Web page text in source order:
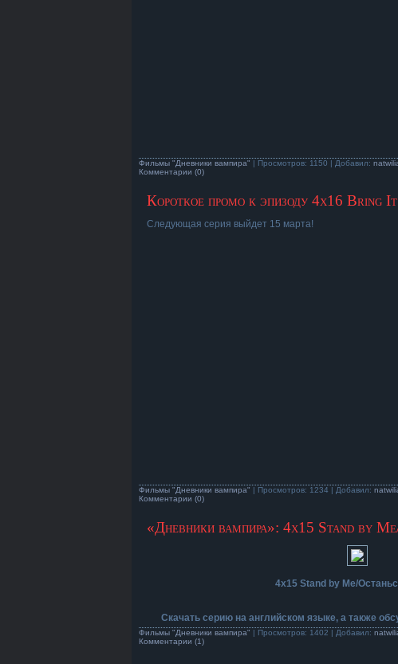
Фильмы "Дневники вампира" | Просмотров: 1150 | Добавил:
Комментарии (0)
Короткое промо к эпизоду 4х16 Bring
Следующая серия выйдет 15 марта!
Фильмы "Дневники вампира" | Просмотров: 1234 | Добавил:
Комментарии (0)
«Дневники вампира»: 4х15 Stand by
4х15 Stand by Me/
Скачать серию на английском языке, а также
Фильмы "Дневники вампира" | Просмотров: 1402 | Добавил:
Комментарии (1)